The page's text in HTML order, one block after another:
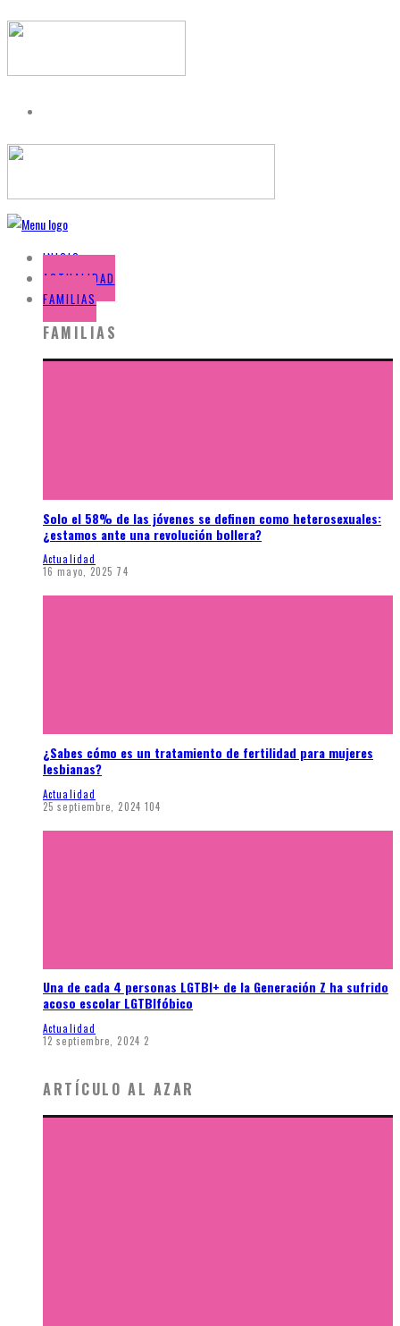
INICIO
ACTUALIDAD
FAMILIAS
FAMILIAS
Solo el 58% de las jóvenes se definen como heterosexuales:
¿estamos ante una revolución bollera?
Actualidad
16 mayo, 2025 74
¿Sabes cómo es un tratamiento de fertilidad para mujeres
lesbianas?
Actualidad
25 septiembre, 2024 104
Una de cada 4 personas LGTBI+ de la Generación Z ha sufrido
acoso escolar LGTBIfóbico
Actualidad
12 septiembre, 2024 2
ARTÍCULO AL AZAR